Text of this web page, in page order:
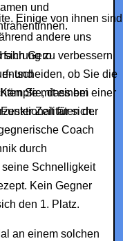
und
sich Gero
und
mit einem
Zeit für sich.
Coach
durch
seine Schnelligkeit
Kein Gegner
den 1. Platz.
an einem solchen
Einige von ihnen sind
andere uns
zu verbessern
ob Sie die
Sie, dass bei einer
der